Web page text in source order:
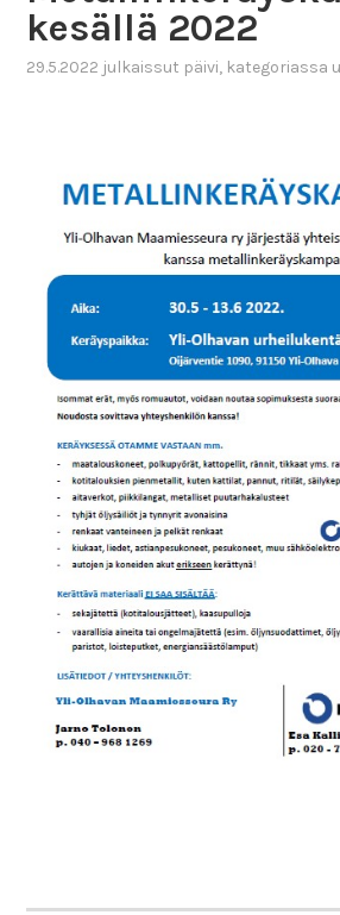
kesällä 2022
29.5.2022 julkaissut päivi, kategoriassa